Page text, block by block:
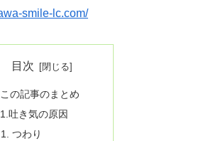
smile-lc.com/
目次
この記事のまとめ
1.吐き気の原因
つわり